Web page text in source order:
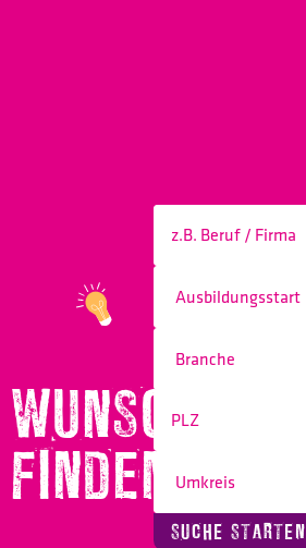
WUNSCHBERUF
FINDEN!
SUCHE STARTEN